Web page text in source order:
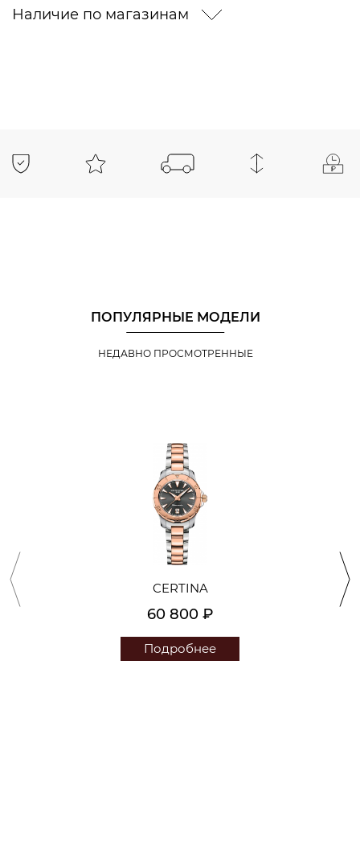
Наличие по магазинам
ПОПУЛЯРНЫЕ МОДЕЛИ
НЕДАВНО ПРОСМОТРЕННЫЕ
CERTINA
60 800 ₽
Подробнее